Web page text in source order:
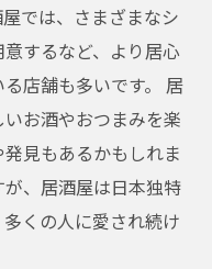
では、さまざまなシ
するなど、より居心
店舗も多いです。 居
お酒やおつまみを楽
見もあるかもしれま
、居酒屋は日本独特
くの人に愛され続け